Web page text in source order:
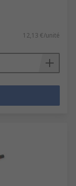
12,13 €/unité